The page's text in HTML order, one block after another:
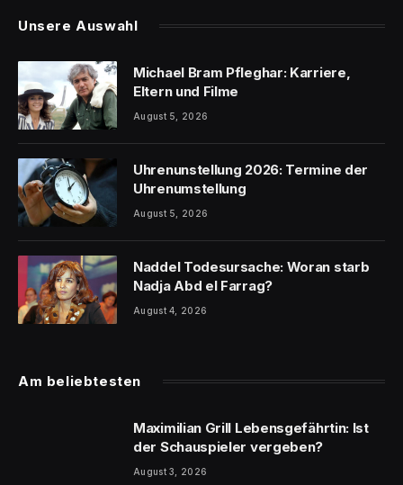
Unsere Auswahl
Michael Bram Pfleghar: Karriere,
Eltern und Filme
August 5, 2026
Uhrenunstellung 2026: Termine der
Uhrenumstellung
August 5, 2026
Naddel Todesursache: Woran starb
Nadja Abd el Farrag?
August 4, 2026
Am beliebtesten
Maximilian Grill Lebensgefährtin: Ist
der Schauspieler vergeben?
August 3, 2026